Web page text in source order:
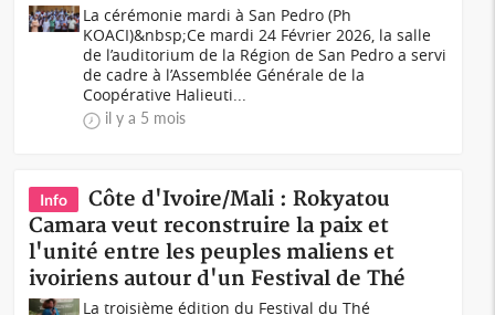
La cérémonie mardi à San Pedro (Ph
KOACI)&nbsp;Ce mardi 24 Février 2026, la salle
de l’auditorium de la Région de San Pedro a servi
de cadre à l’Assemblée Générale de la
Coopérative Halieuti...
il y a 5 mois
Info
Côte d'Ivoire/Mali : Rokyatou
Camara veut reconstruire la paix et
l'unité entre les peuples maliens et
ivoiriens autour d'un Festival de Thé
La troisième édition du Festival du Thé